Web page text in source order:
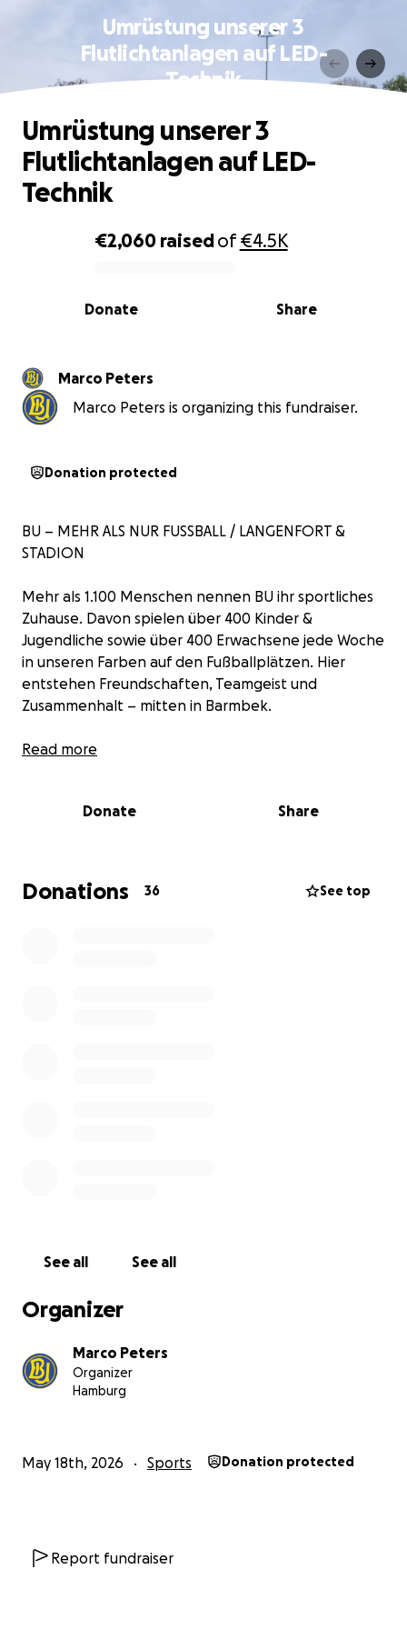
Umrüstung unserer 3
Flutlichtanlagen auf LED-
Technik
0% complete
€2,060 raisedof€4.5K
Share
Donate
Umrüstung unserer 3
Flutlichtanlagen auf LED-
Technik
Marco Peters
Marco Peters is organizing this fundraiser.
Donation protected
BU – MEHR ALS NUR FUSSBALL / LANGENFORT &
STADION
Mehr als 1.100 Menschen nennen BU ihr sportliches
Zuhause. Davon spielen über 400 Kinder &
Jugendliche sowie über 400 Erwachsene jede Woche
in unseren Farben auf den Fußballplätzen. Hier
entstehen Freundschaften, Teamgeist und
Zusammenhalt – mitten in Barmbek.
Jetzt wollen wir gemeinsam in die Zukunft
Dieselstraße und auf der Sportanlage Langenfort
Weniger Energieverbrauch, weniger Lichtemission.
Mehr Licht für den Sport, mehr Zukunft für unser
Read more
Donate Share
Donations 36 See top
See all See all
Organizer
Marco Peters
Organizer
Hamburg
May 18th, 2026 Sports Donation protected
Report fundraiser